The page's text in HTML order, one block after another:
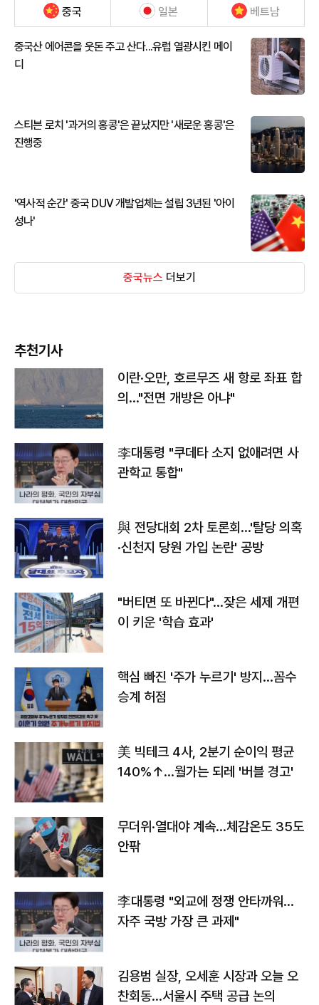
중국 일본 베트남
중국산 에어콘을 웃돈 주고 산다...유럽 열광시킨 메이
디
스티븐 로치 '과거의 홍콩'은 끝났지만 '새로운 홍콩'은
진행중
'역사적 순간' 중국 DUV 개발업체는 설립 3년된 '아이
성나'
중국뉴스 더보기
추천기사
이란·오만, 호르무즈 새 항로 좌표 합
의…"전면 개방은 아냐"
李대통령 "쿠데타 소지 없애려면 사
관학교 통합"
與 전당대회 2차 토론회…'탈당 의혹
·신천지 당원 가입 논란' 공방
"버티면 또 바뀐다"…잦은 세제 개편
이 키운 '학습 효과'
핵심 빠진 '주가 누르기' 방지…꼼수
승계 허점
美 빅테크 4사, 2분기 순이익 평균
140%↑…월가는 되레 '버블 경고'
무더위·열대야 계속…체감온도 35도
안팎
李대통령 "외교에 정쟁 안타까워…
자주 국방 가장 큰 과제"
김용범 실장, 오세훈 시장과 오늘 오
찬회동...서울시 주택 공급 논의